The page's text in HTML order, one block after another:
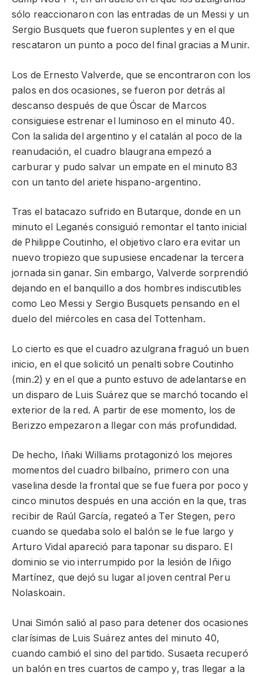
sólo reaccionaron con las entradas de un Messi y un
Sergio Busquets que fueron suplentes y en el que
rescataron un punto a poco del final gracias a Munir.
Los de Ernesto Valverde, que se encontraron con los
palos en dos ocasiones, se fueron por detrás al
descanso después de que Óscar de Marcos
consiguiese estrenar el luminoso en el minuto 40.
Con la salida del argentino y el catalán al poco de la
reanudación, el cuadro blaugrana empezó a
carburar y pudo salvar un empate en el minuto 83
con un tanto del ariete hispano-argentino.
Tras el batacazo sufrido en Butarque, donde en un
minuto el Leganés consiguió remontar el tanto inicial
de Philippe Coutinho, el objetivo claro era evitar un
nuevo tropiezo que supusiese encadenar la tercera
jornada sin ganar. Sin embargo, Valverde sorprendió
dejando en el banquillo a dos hombres indiscutibles
como Leo Messi y Sergio Busquets pensando en el
duelo del miércoles en casa del Tottenham.
Lo cierto es que el cuadro azulgrana fraguó un buen
inicio, en el que solicitó un penalti sobre Coutinho
(min.2) y en el que a punto estuvo de adelantarse en
un disparo de Luis Suárez que se marchó tocando el
exterior de la red. A partir de ese momento, los de
Berizzo empezaron a llegar con más profundidad.
De hecho, Iñaki Williams protagonizó los mejores
momentos del cuadro bilbaíno, primero con una
vaselina desde la frontal que se fue fuera por poco y
cinco minutos después en una acción en la que, tras
recibir de Raúl García, regateó a Ter Stegen, pero
cuando se quedaba solo el balón se le fue largo y
Arturo Vidal apareció para taponar su disparo. El
dominio se vio interrumpido por la lesión de Iñigo
Martínez, que dejó su lugar al joven central Peru
Nolaskoain.
Unai Simón salió al paso para detener dos ocasiones
clarísimas de Luis Suárez antes del minuto 40,
cuando cambió el sino del partido. Susaeta recuperó
un balón en tres cuartos de campo y, tras llegar a la